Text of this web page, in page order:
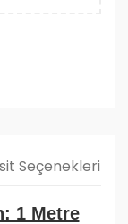
Seçenekleri
1 Metre